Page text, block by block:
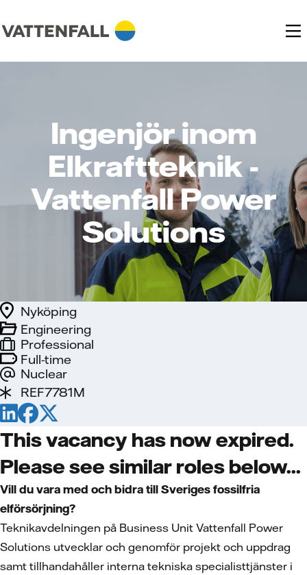
Ingenjör inom
Elkraftteknik -
Vattenfall Power
Solutions
Full-time
Nuclear
Engineering
Nyköping
Professional
REF7781M
This vacancy has now expired.
Please see similar roles below...
Vill du vara med och bidra till Sveriges fossilfria
elförsörjning?
Teknikavdelningen på Business Unit Vattenfall Power
Solutions utvecklar och genomför projekt och uppdrag
samt tillhandahåller interna tekniska specialisttjänster i